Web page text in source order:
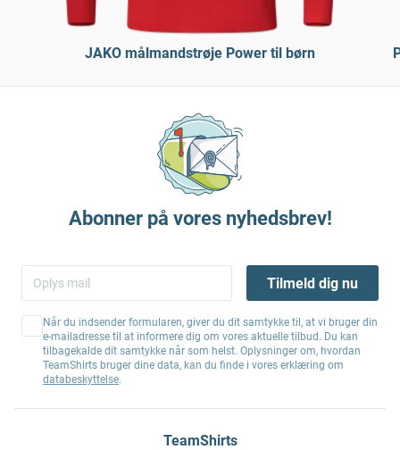
JAKO målmandstrøje Power til børn
Abonner på vores nyhedsbrev!
Tilmeld dig nu
Når du indsender formularen, giver du dit samtykke til, at vi bruger din
e-mailadresse til at informere dig om vores aktuelle tilbud. Du kan
tilbagekalde dit samtykke når som helst. Oplysninger om, hvordan
TeamShirts bruger dine data, kan du finde i vores erklæring om
databeskyttelse.
TeamShirts